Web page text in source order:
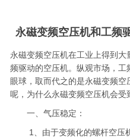
永磁变频空压机和工频
永磁变频空压机在工业上得到
频驱动的空压机。纵观市场，
眼球，取而代之的是永磁变频
呢，为什么永磁变频空压机会受
一、气压稳定：
1、由于变频化的螺杆空压机